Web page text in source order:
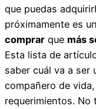
que puedas
próximamente es
comprar que más
Esta lista de
saber cuál va a ser
compañero de
requerimientos. No